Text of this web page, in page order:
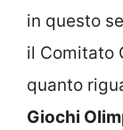
in questo
il Comitato
quanto
Giochi